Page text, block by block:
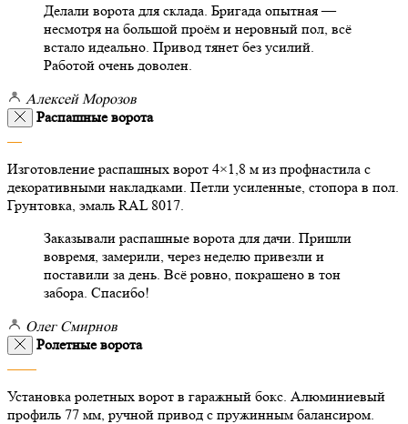
Делали ворота для склада. Бригада опытная —
несмотря на большой проём и неровный пол, всё
встало идеально. Привод тянет без усилий.
Работой очень доволен.
Алексей Морозов
Распашные ворота
Изготовление распашных ворот 4×1,8 м из профнастила с
декоративными накладками. Петли усиленные, стопора в пол.
Грунтовка, эмаль RAL 8017.
Заказывали распашные ворота для дачи. Пришли
вовремя, замерили, через неделю привезли и
поставили за день. Всё ровно, покрашено в тон
забора. Спасибо!
Олег Смирнов
Ролетные ворота
Установка ролетных ворот в гаражный бокс. Алюминиевый
профиль 77 мм, ручной привод с пружинным балансиром.